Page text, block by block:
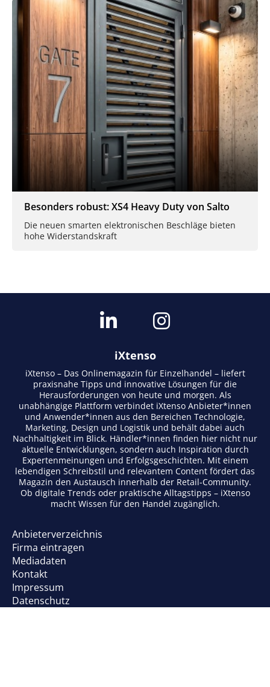
Besonders robust: XS4 Heavy Duty von Salto
Die neuen smarten elektronischen Beschläge bieten
hohe Widerstandskraft
iXtenso
iXtenso – Das Onlinemagazin für Einzelhandel – liefert
praxisnahe Tipps und innovative Lösungen für die
Herausforderungen von heute und morgen. Als
unabhängige Plattform verbindet iXtenso Anbieter*innen
und Anwender*innen aus den Bereichen Technologie,
Marketing, Design und Logistik und behält dabei auch
Nachhaltigkeit im Blick. Händler*innen finden hier nicht nur
aktuelle Entwicklungen, sondern auch Inspiration durch
Expertenmeinungen und Erfolgsgeschichten. Mit einem
lebendigen Schreibstil und relevantem Content fördert das
Magazin den Austausch innerhalb der Retail-Community.
Ob digitale Trends oder praktische Alltagstipps – iXtenso
macht Wissen für den Handel zugänglich.
Anbieterverzeichnis
Firma eintragen
Mediadaten
Kontakt
Impressum
Datenschutz